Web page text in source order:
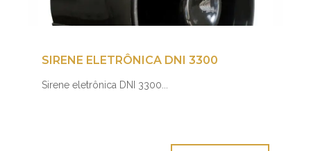
SIRENE ELETRÔNICA DNI 3300
Sirene eletrônica DNI 3300...